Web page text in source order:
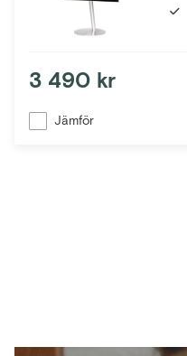
3 490 kr
Jämför